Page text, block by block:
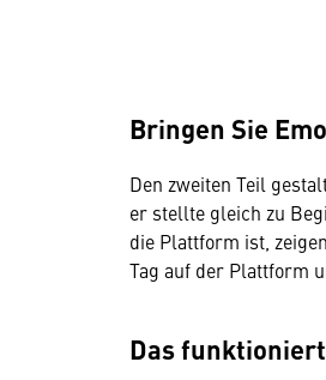
Bringen Sie
Den zweiten Teil
er stellte gleich zu
die Plattform ist,
Tag auf der Plattform
Das